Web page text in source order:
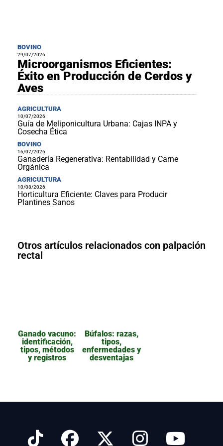
BOVINO
29/07/2026
Microorganismos Eficientes:
Éxito en Producción de Cerdos y
Aves
AGRICULTURA
10/07/2026
Guía de Meliponicultura Urbana: Cajas INPA y
Cosecha Ética
BOVINO
16/07/2026
Ganadería Regenerativa: Rentabilidad y Carne
Orgánica
AGRICULTURA
10/08/2026
Horticultura Eficiente: Claves para Producir
Plantines Sanos
Otros artículos relacionados con palpación
rectal
Ganado vacuno:
identificación,
tipos, métodos
y registros
Búfalos: razas,
tipos,
enfermedades y
desventajas